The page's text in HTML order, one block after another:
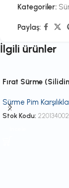
Kategoriler:
Paylaş:
İlgili ürünler
Fırat Sürme
Sürme Pim
Stok Kodu: